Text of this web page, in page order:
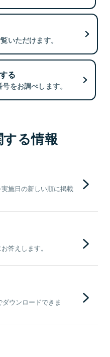
いただけます。
る
をお調べします。
る情報
施日の新しい順に掲載
答えします。
ウンロードできま